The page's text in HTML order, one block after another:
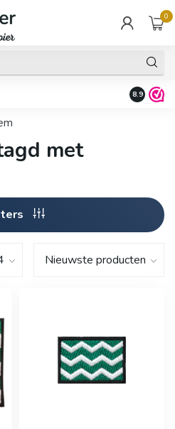
0
Fysieke
8.9
met